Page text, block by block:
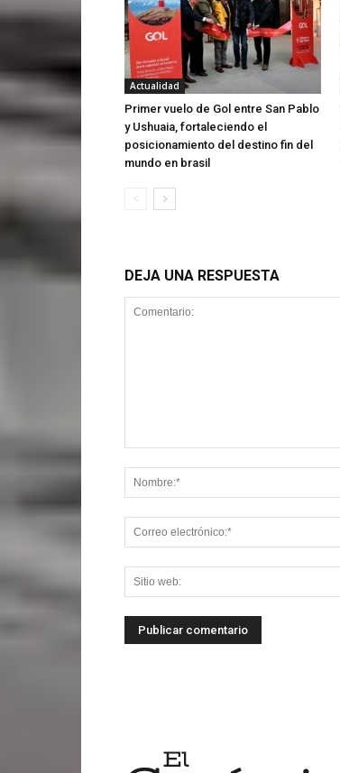
Actualidad
Primer vuelo de Gol entre San Pablo
y Ushuaia, fortaleciendo el
posicionamiento del destino fin del
mundo en brasil
DEJA UNA RESPUESTA